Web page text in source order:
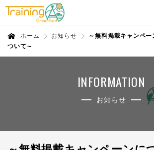
ホーム お知らせ
～無料掲載キャンペ
ついて～
INFORMATION
お知らせ